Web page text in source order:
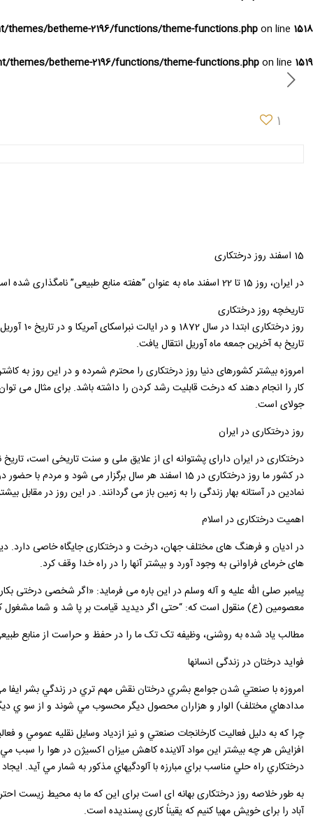
betheme-2196/functions/theme-functions.phpon line 1518
themes/betheme-2196/functions/theme-functions.phpon line 1519
1
15 اسفند روز درختکاری
در ایران، روز 15 تا 22 اسفند ماه به عنوان “هفته منابع طبیعی” نامگذاری شده است که نخستین روز این هفته یعنی 15 اسفند “روز ‌درختکاری‌” است.
تاریخچه روز درختکاری
تاریخ به آخرین جمعه ماه آوریل انتقال یافت.
امروزه بیشتر کشورهای دنیا روز درختکاری را محترم شمرده و در این روز به
جولای است.
روز درختکاری در ایران
درختکاری در ایران دارای پشتوانه ‌ای از علایق ملی و سنت تاریخی است،
در کشور ما روز درختکاری در 15 اسفند هر سال
نمادین در آستانه بهار زندگی را به زمین باز می گردانند. در این روز در مقابل
اهمیت درختکاری در اسلام
در ادیان و فرهنگ های مختلف جهان، درخت و درختکاری جایگاه خاصی دارد.
های خرمای فراوانی به وجود آورد و بیشتر آنها را در راه خدا وقف کرد.
پیامبر صلی الله علیه و آله وسلم در این باره می فرماید: «اگر شخصی درختی
معصومین (ع) منقول است که: “حتی اگر دیدید قیامت بر پا شد و شما مشغول
مطالب یاد شده به روشنی، وظیفه تک تک ما را در حفظ و حراست از منابع
فواید درختان در زندگی انسانها
امروزه با صنعتي شدن جوامع بشري درختان نقش مهم تري در زندگي بشر ايفا
مدادهاي مختلف) ‌الوار و هزاران محصول ديگر محسوب مي شوند و از سو ي
چرا كه به دليل فعاليت كارخانجات صنعتي و نيز ازدياد وسايل نقليه عمومي و
افزايش هر چه بيشتر اين مواد آلاينده كاهش ميزان اكسيژن در هوا را سبب
درختكاري راه حلي مناسب براي مبارزه با آلودگيهاي مذكور به شمار مي آيد.
به طور خلاصه روز درختکاری بهانه ‌ای است برای این که ما به محیط زیست
آباد را برای خویش مهیا کنیم که یقیناً کاری پسندیده است.